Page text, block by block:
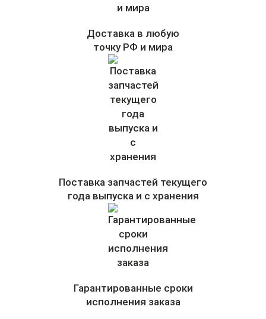
Доставка в любую
точку РФ и мира
Поставка запчастей текущего
года выпуска и с хранения
Гарантированные сроки
исполнения заказа